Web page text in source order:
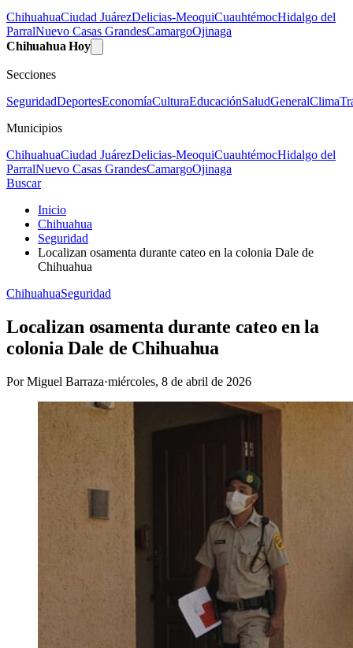
ChihuahuaCiudad JuárezDelicias-MeoquiCuauhtémocHidalgo del
ParralNuevo Casas GrandesCamargoOjinaga
Chihuahua Hoy
Secciones
SeguridadDeportesEconomíaCulturaEducaciónSaludGeneralClima
Municipios
ChihuahuaCiudad JuárezDelicias-MeoquiCuauhtémocHidalgo del
ParralNuevo Casas GrandesCamargoOjinaga
Buscar
Inicio
Chihuahua
Seguridad
Localizan osamenta durante cateo en la colonia Dale de
Chihuahua
ChihuahuaSeguridad
Localizan osamenta durante cateo en la
colonia Dale de Chihuahua
PorMiguel Barraza·miércoles, 8 de abril de 2026